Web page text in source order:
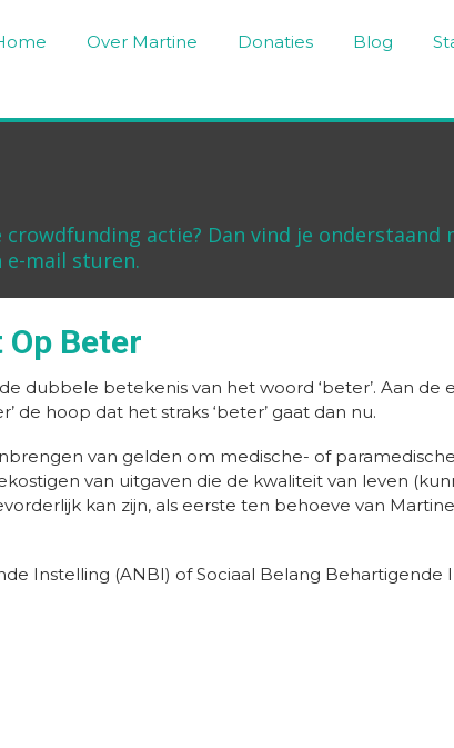
Over Martine Donaties Blog
crowdfunding actie? Dan vind je
mail sturen.
Beter
dubbele betekenis van het woord ‘beter’. Aan
de hoop dat het straks ‘beter’ gaat dan nu.
van gelden om medische- of
van uitgaven die de kwaliteit van leven
kan zijn, als eerste ten behoeve van
Instelling (ANBI) of Sociaal Belang